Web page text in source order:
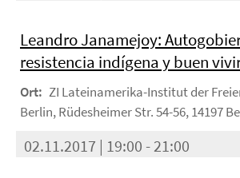
Leandro Janamejoy:
resistencia indígena y buen
Ort: ZI Lateinamerika-Institut der
Berlin, Rüdesheimer Str. 54-56, 14197
02.11.2017 | 19:00 - 21:00